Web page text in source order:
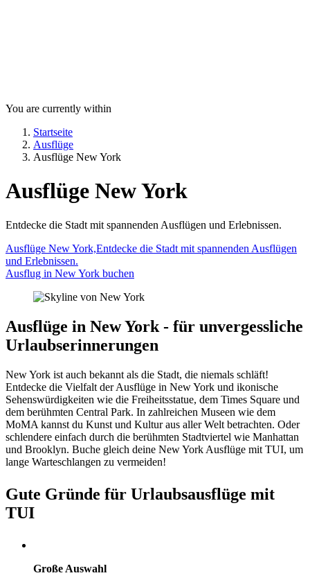
You are currently within
Startseite
Ausflüge
Ausflüge New York
Ausflüge New York
Entdecke die Stadt mit spannenden Ausflügen und Erlebnissen.
Ausflüge New York,Entdecke die Stadt mit spannenden Ausflügen
und Erlebnissen.
Ausflug in New York buchen
Ausflüge in New York - für unvergessliche
Urlaubserinnerungen
New York ist auch bekannt als die Stadt, die niemals schläft!
Entdecke die Vielfalt der Ausflüge in New York und ikonische
Sehenswürdigkeiten wie die Freiheitsstatue, dem Times Square und
dem berühmten Central Park. In zahlreichen Museen wie dem
MoMA kannst du Kunst und Kultur aus aller Welt betrachten. Oder
schlendere einfach durch die berühmten Stadtviertel wie Manhattan
und Brooklyn. Buche gleich deine New York Ausflüge mit TUI, um
lange Warteschlangen zu vermeiden!
Gute Gründe für Urlaubsausflüge mit
TUI
Große Auswahl